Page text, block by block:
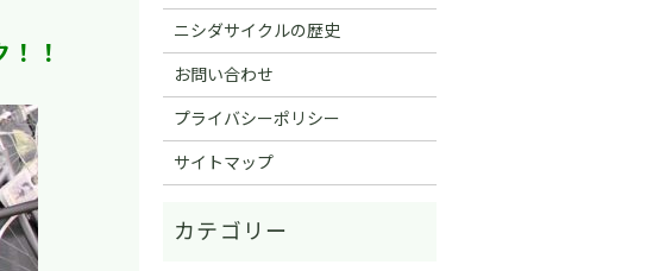
！
ニシダサイクルの歴史
お問い合わせ
プライバシーポリシー
サイトマップ